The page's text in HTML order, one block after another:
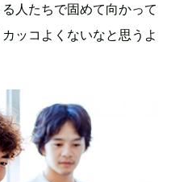
人たちで固めて向かって
ッコよくないなと思うよ